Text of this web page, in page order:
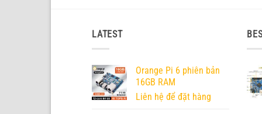
LATEST
Orange Pi 6 phiên bản
16GB RAM
Liên hệ để đặt hàng